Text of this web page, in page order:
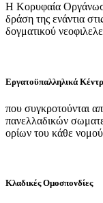
Η Κορυφαία
δράση της ενάντια
δογματικού
Εργατοϋπαλληλικά
που συγκροτούνται
πανελλαδικών
ορίων του κάθε νομού
Κλαδικές Ομοσπονδίες